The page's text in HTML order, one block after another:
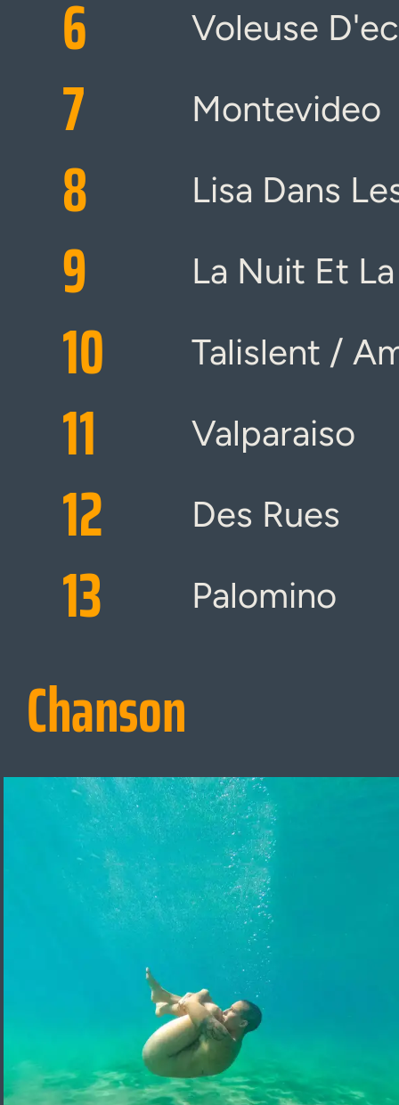
6 Voleuse
7 Montevideo
8 Lisa Dans
9 La Nuit Et
10 Talislent /
11 Valparaiso
12 Des Rues
13 Palomino
Chanson